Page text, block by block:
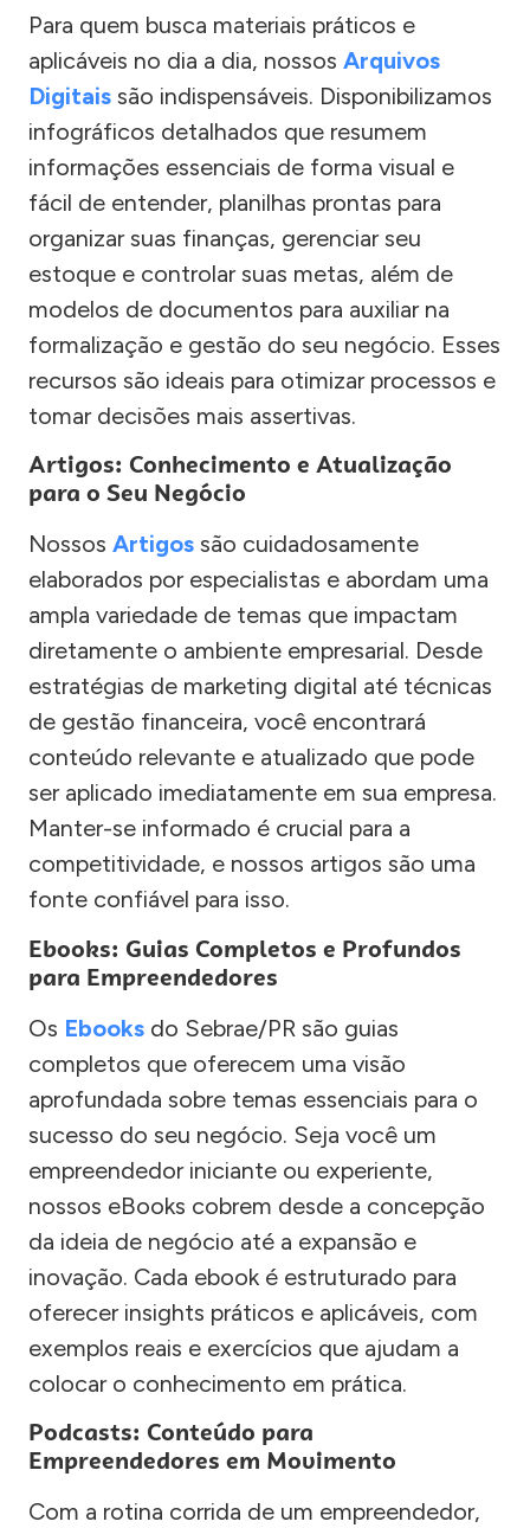
Para quem busca materiais práticos e
aplicáveis no dia a dia, nossos Arquivos
Digitais são indispensáveis. Disponibilizamos
infográficos detalhados que resumem
informações essenciais de forma visual e
fácil de entender, planilhas prontas para
organizar suas finanças, gerenciar seu
estoque e controlar suas metas, além de
modelos de documentos para auxiliar na
formalização e gestão do seu negócio. Esses
recursos são ideais para otimizar processos e
tomar decisões mais assertivas.
Artigos: Conhecimento e Atualização
para o Seu Negócio
Nossos Artigos são cuidadosamente
elaborados por especialistas e abordam uma
ampla variedade de temas que impactam
diretamente o ambiente empresarial. Desde
estratégias de marketing digital até técnicas
de gestão financeira, você encontrará
conteúdo relevante e atualizado que pode
ser aplicado imediatamente em sua empresa.
Manter-se informado é crucial para a
competitividade, e nossos artigos são uma
fonte confiável para isso.
Ebooks: Guias Completos e Profundos
para Empreendedores
Os Ebooks do Sebrae/PR são guias
completos que oferecem uma visão
aprofundada sobre temas essenciais para o
sucesso do seu negócio. Seja você um
empreendedor iniciante ou experiente,
nossos eBooks cobrem desde a concepção
da ideia de negócio até a expansão e
inovação. Cada ebook é estruturado para
oferecer insights práticos e aplicáveis, com
exemplos reais e exercícios que ajudam a
colocar o conhecimento em prática.
Podcasts: Conteúdo para
Empreendedores em Movimento
Com a rotina corrida de um empreendedor,